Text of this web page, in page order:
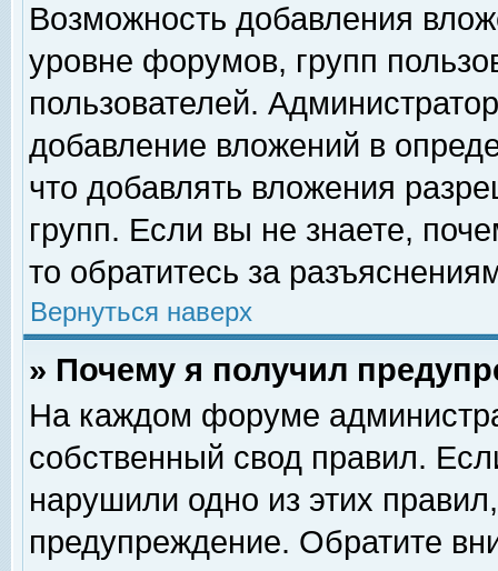
Возможность добавления
уровне форумов, групп
пользователей.
добавление вложений в
что добавлять вложения
групп. Если вы не знаете,
то обратитесь за
Вернуться наверх
» Почему я получил
На каждом форуме
собственный свод правил.
нарушили одно из этих
предупреждение. Обратите